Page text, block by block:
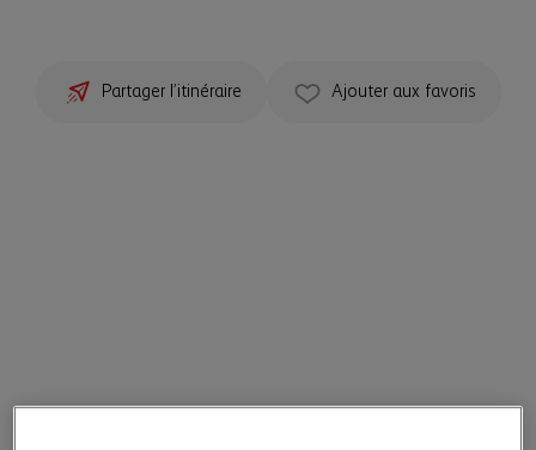
Partager l’itinéraire Ajouter aux favoris